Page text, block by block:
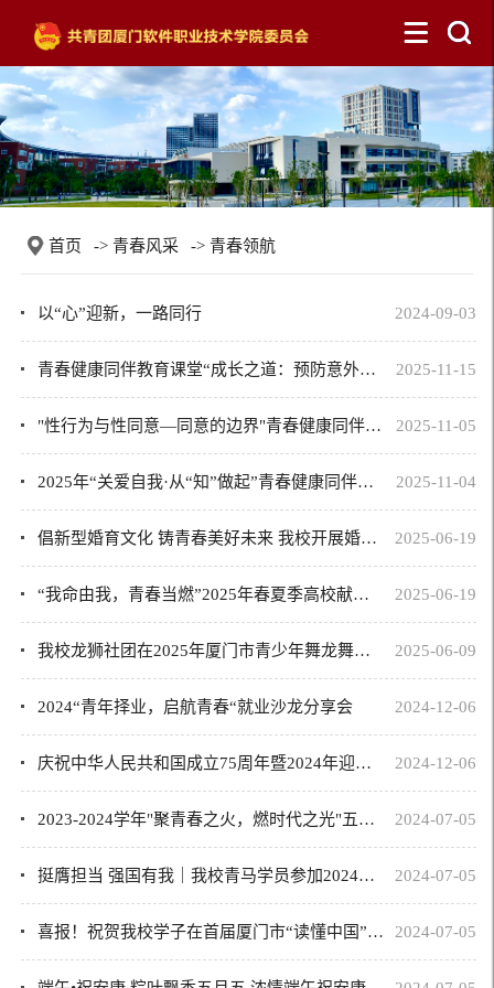
首页 -> 青春风采 -> 青春领航
2024-09-03
以“心”迎新，一路同行
2025-11-15
青春健康同伴教育课堂“成长之道：预防意外怀孕”
2025-11-05
"性行为与性同意—同意的边界"青春健康同伴教育
2025-11-04
2025年“关爱自我·从“知”做起”青春健康同伴社男性健康日主题活动
2025-06-19
倡新型婚育文化 铸青春美好未来 我校开展婚育新风进高校讲座
2025-06-19
“我命由我，青春当燃”2025年春夏季高校献血活动
2025-06-09
我校龙狮社团在2025年厦门市青少年舞龙舞狮锦标赛中勇创佳绩！
2024-12-06
2024“青年择业，启航青春“就业沙龙分享会
2024-12-06
庆祝中华人民共和国成立75周年暨2024年迎新晚会
2024-07-05
2023-2024学年"聚青春之火，燃时代之光"五四表彰大会
2024-07-05
挺膺担当 强国有我｜我校青马学员参加2024厦门市“三爱”主题教育学习体验活动
2024-07-05
喜报！祝贺我校学子在首届厦门市“读懂中国”大学生主题演讲比赛喜获佳绩！